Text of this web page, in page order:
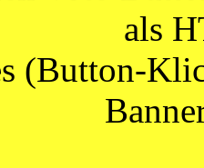
als
(Button-